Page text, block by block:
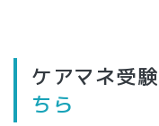
ケアマネ受
ちら